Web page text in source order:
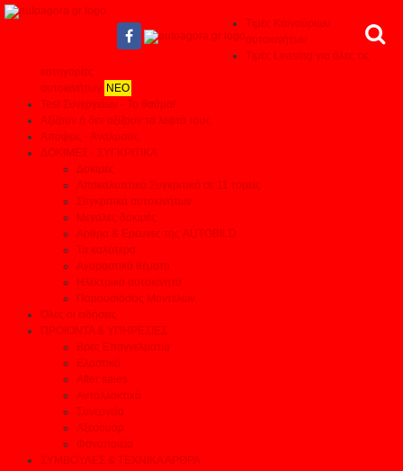
Τιμές Καινούριων
αυτοκινήτων
Τιμές Leasing για όλες τις
κατηγορίες
αυτοκινήτων ΝΕΟ
Test Συνεργείων - Το θαύμα!
Αξίζουν ή δεν αξίζουν τα λεφτά τους
Απόψεις - Αναλύσεις
ΔΟΚΙΜΕΣ - ΣΥΓΚΡΙΤΙΚΑ
Δοκιμές
Αποκαλυπτικά Συγκριτικά σε 11 τομείς
Συγκριτικά αυτοκινήτων
Μεγάλες δοκιμές
Αρθρα & Ερευνες της AUTOBILD
Τα καλύτερα
Αγοραστικά θέματα
Ηλεκτρικά αυτοκίνητα
Παρουσιάσεις Μοντέλων
Όλες οι ειδήσεις
ΠΡΟΙΟΝΤΑ & ΥΠΗΡΕΣΙΕΣ
Βρες Επαγγελματία
Ελαστικά
After sales
Ανταλλακτικά
Συνεργεία
Αξεσουάρ
Φανοποιεία
ΣΥΜΒΟΥΛΕΣ & ΤΕΧΝΙΚΑ ΑΡΘΡΑ